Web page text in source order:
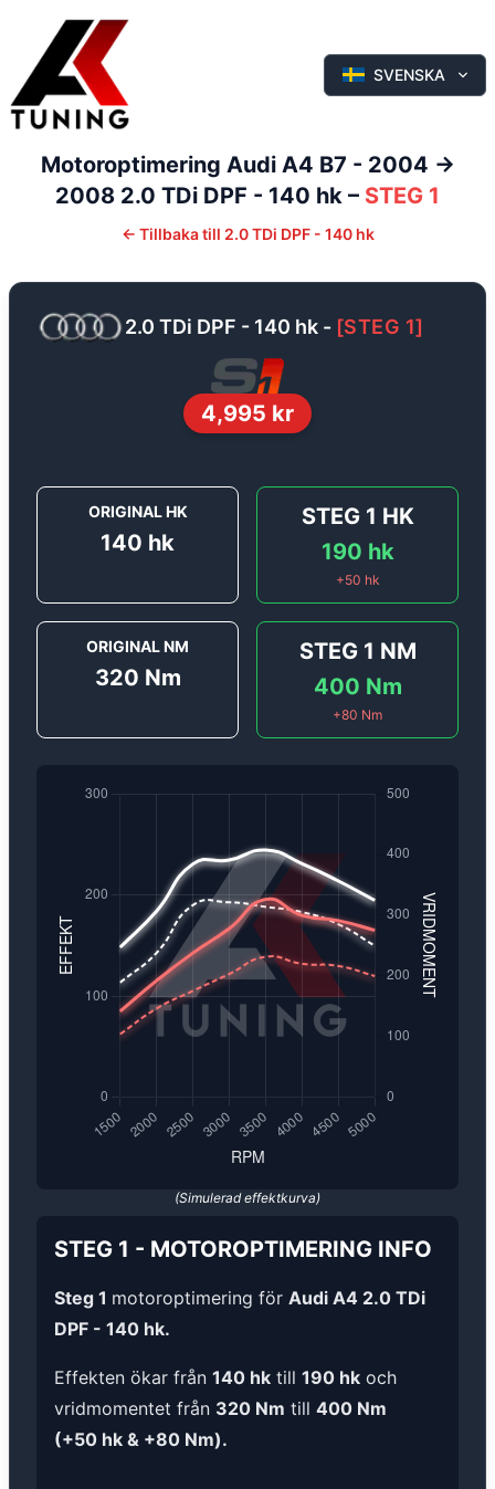
SVENSKA
Motoroptimering Audi A4 B7 - 2004 ->
2008 2.0 TDi DPF - 140 hk – STEG 1
← Tillbaka till 2.0 TDi DPF - 140 hk
2.0 TDi DPF - 140 hk - [STEG 1]
4,995 kr
ORIGINAL HK
140 hk
STEG 1 HK
190 hk
+50 hk
ORIGINAL NM
320 Nm
STEG 1 NM
400 Nm
+80 Nm
(Simulerad effektkurva)
STEG 1 - MOTOROPTIMERING INFO
Steg 1 motoroptimering för Audi A4 2.0 TDi
DPF - 140 hk.
Effekten ökar från 140 hk till 190 hk och
vridmomentet från 320 Nm till 400 Nm
(+50 hk & +80 Nm).